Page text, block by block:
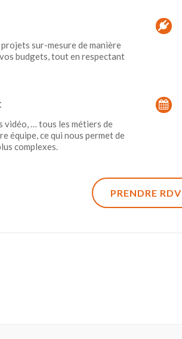
sur-mesure de manière
budgets, tout en respectant
vidéo, … tous les métiers de
équipe, ce qui nous permet de
complexes.
PRENDRE RDV